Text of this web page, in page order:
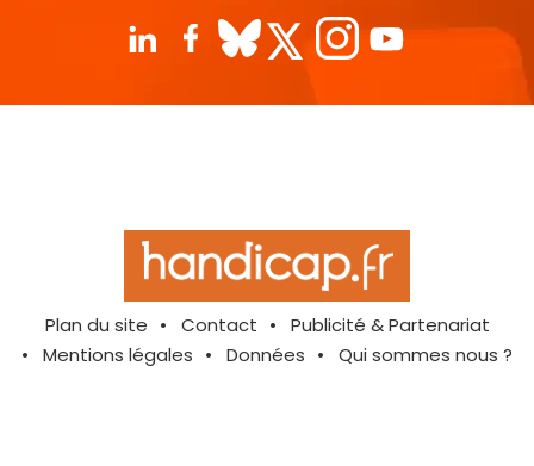
Plan du site Contact
Publicité & Partenariat
Mentions légales
Données Qui sommes nous ?